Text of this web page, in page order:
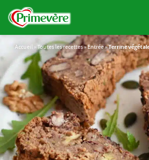
Accueil »Toutes les recettes»Entrée»Terrine